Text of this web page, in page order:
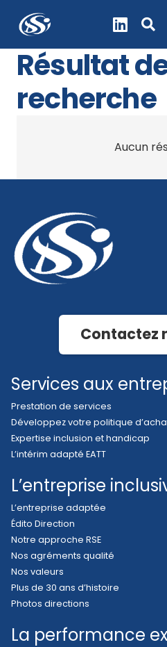
Résultat
recherche
Aucun
Contactez
Services aux
Prestation de services
Développez votre politique
Expertise inclusion et handicap
L’intérim adapté EATT
L’entreprise
L’entreprise adaptée
Édito Direction
Notre approche RSE
Nos agréments qualité
Nos valeurs
Plus de 30 ans d’histoire
Photos directions
La performance